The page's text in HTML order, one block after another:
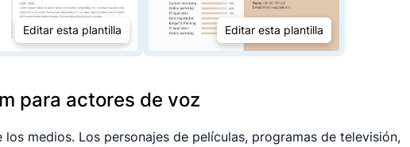
Editar esta plantilla Editar esta plantilla
para actores de voz
medios. Los personajes de películas, programas de televisión,